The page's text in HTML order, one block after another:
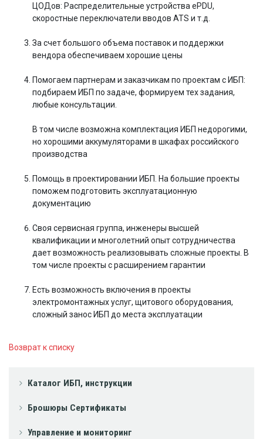
Каталог ИБП, инструкции
Брошюры Сертификаты
Управление и мониторинг
ЦОДов: Распределительные устройства ePDU,
скоростные переключатели вводов ATS и т.д.
За счет большого объема поставок и поддержки
вендора обеспечиваем хорошие цены
Помогаем партнерам и заказчикам по проектам с ИБП:
подбираем ИБП по задаче, формируем тех задания,
любые консультации.
В том числе возможна комплектация ИБП недорогими,
но хорошими аккумуляторами в шкафах российского
производства
Помощь в проектировании ИБП. На большие проекты
поможем подготовить эксплуатационную
документацию
Своя сервисная группа, инженеры высшей
квалификации и многолетний опыт сотрудничества
дает возможность реализовывать сложные проекты. В
том числе проекты с расширением гарантии
Есть возможность включения в проекты
электромонтажных услуг, щитового оборудования,
сложный занос ИБП до места эксплуатации
Возврат к списку